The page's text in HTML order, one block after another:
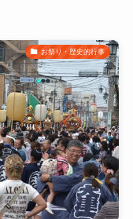
お祭り・歴史的行事